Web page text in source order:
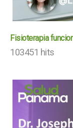
Fisioterapia
103451 hits